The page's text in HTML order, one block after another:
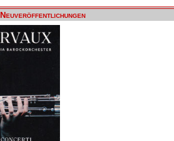
Neuveröffentlichungen